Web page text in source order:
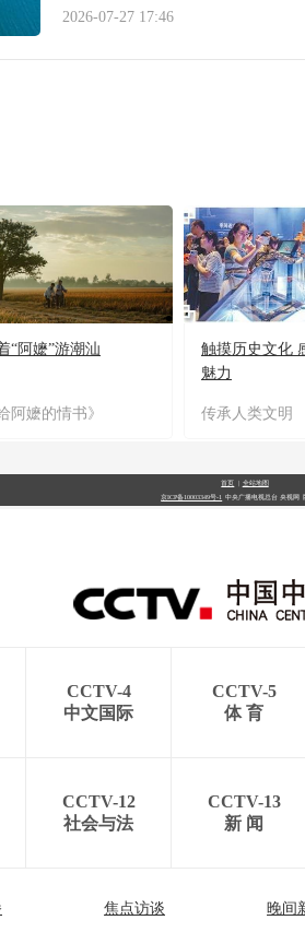
2026-07-27 17:46
“阿嬷”游潮汕
阿嬷的情书》
触摸历史文化
魅力
传承人类文明
首页 全站地图
京ICP备10003349号-1 中央广播电视总台 央视网
CCTV-4
中文国际
CCTV-5
体 育
CCTV-12
社会与法
CCTV-13
新 闻
焦点访谈 晚间